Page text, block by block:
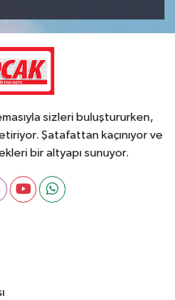
sizleri buluştururken,
Şatafattan kaçınıyor ve
bir altyapı sunuyor.